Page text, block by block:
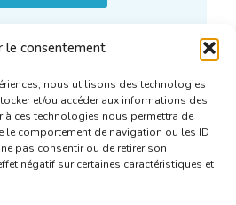
le consentement
nous utilisons des technologies
et/ou accéder aux informations des
à ces technologies nous permettra de
le comportement de navigation ou les ID
pas consentir ou de retirer son
négatif sur certaines caractéristiques et